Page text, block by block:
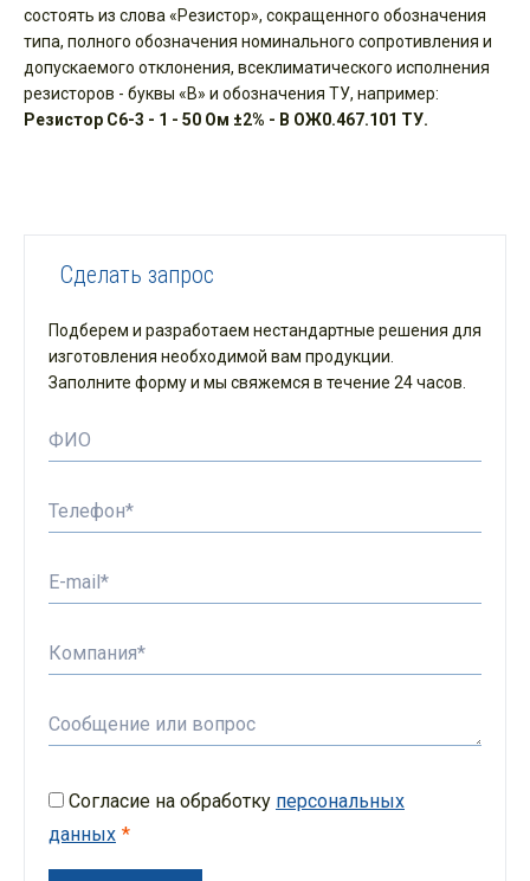
состоять из слова «Резистор», сокращенного обозначения
типа, полного обозначения номинального сопротивления и
допускаемого отклонения, всеклиматического исполнения
резисторов - буквы «В» и обозначения ТУ, например:
Резистор С6-3 - 1 - 50 Ом ±2% - В ОЖ0.467.101 ТУ.
Сделать запрос
Подберем и разработаем нестандартные решения для
изготовления необходимой вам продукции.
Заполните форму и мы свяжемся в течение 24 часов.
Согласие на обработку персональных
данных